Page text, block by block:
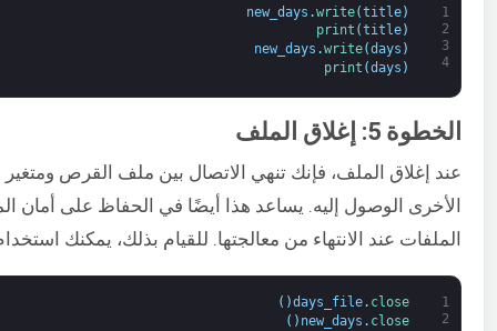
1
2
3
4
new_days .write(title)
print (title)
new_days .write(days )
print (days )
الخطوة 5: إغلاق الملف
عند إغلاق الملف، فإنك تنهي الاتصال بين ملف القرص
الأخرى الوصول إليه. يساعد هذا أيضًا في الحفاظ على أمان
الملفات عند الانتهاء من معالجتها. للقيام بذلك، يمكنك
1
2
days_file. close
(
)
new_days . close
(
)